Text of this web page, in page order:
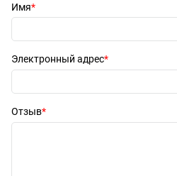
Имя
Электронный адрес
Отзыв